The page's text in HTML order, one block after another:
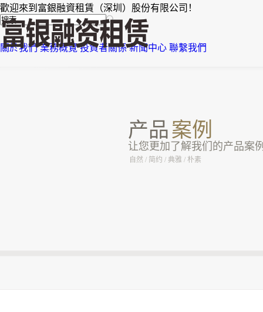
歡迎來到富銀融資租賃（深圳）股份有限公司！
關於我們 業務概覽 投資者關係 新聞中心 聯繫我們
产品案例
让您更加了解我们的产品案
自然 / 简约 / 典雅 / 朴素